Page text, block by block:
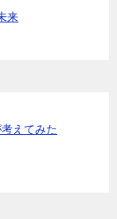
来
えてみた